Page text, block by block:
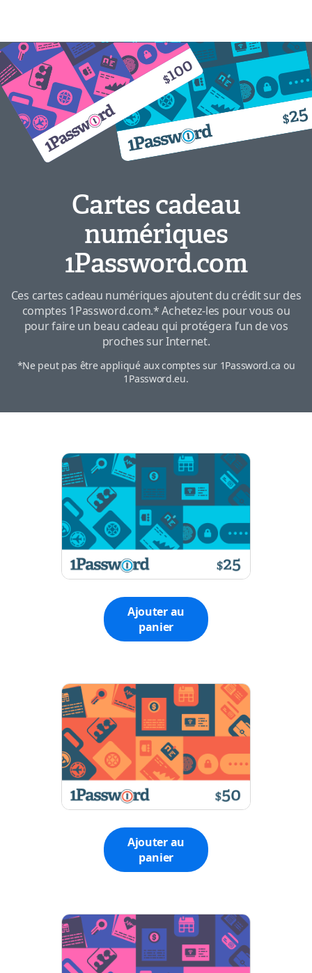
Cartes cadeau
numériques
1Password.com
Ces cartes cadeau numériques ajoutent du crédit sur des
comptes 1Password.com.* Achetez-les pour vous ou
pour faire un beau cadeau qui protégera l’un de vos
proches sur Internet.
*Ne peut pas être appliqué aux comptes sur 1Password.ca ou
1Password.eu.
Ajouter au
panier
Ajouter au
panier